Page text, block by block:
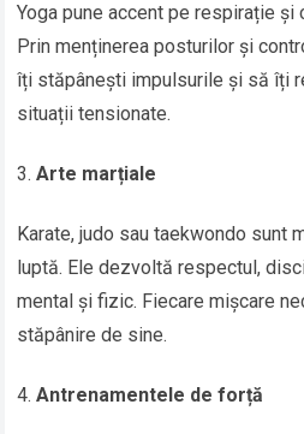
Yoga pune accent pe respirație
Prin menținerea posturilor și
îți stăpânești impulsurile și să îți
situații tensionate.
Arte marțiale
Karate, judo sau taekwondo sunt
luptă. Ele dezvoltă respectul,
mental și fizic. Fiecare mișcare
stăpânire de sine.
Antrenamentele de forță